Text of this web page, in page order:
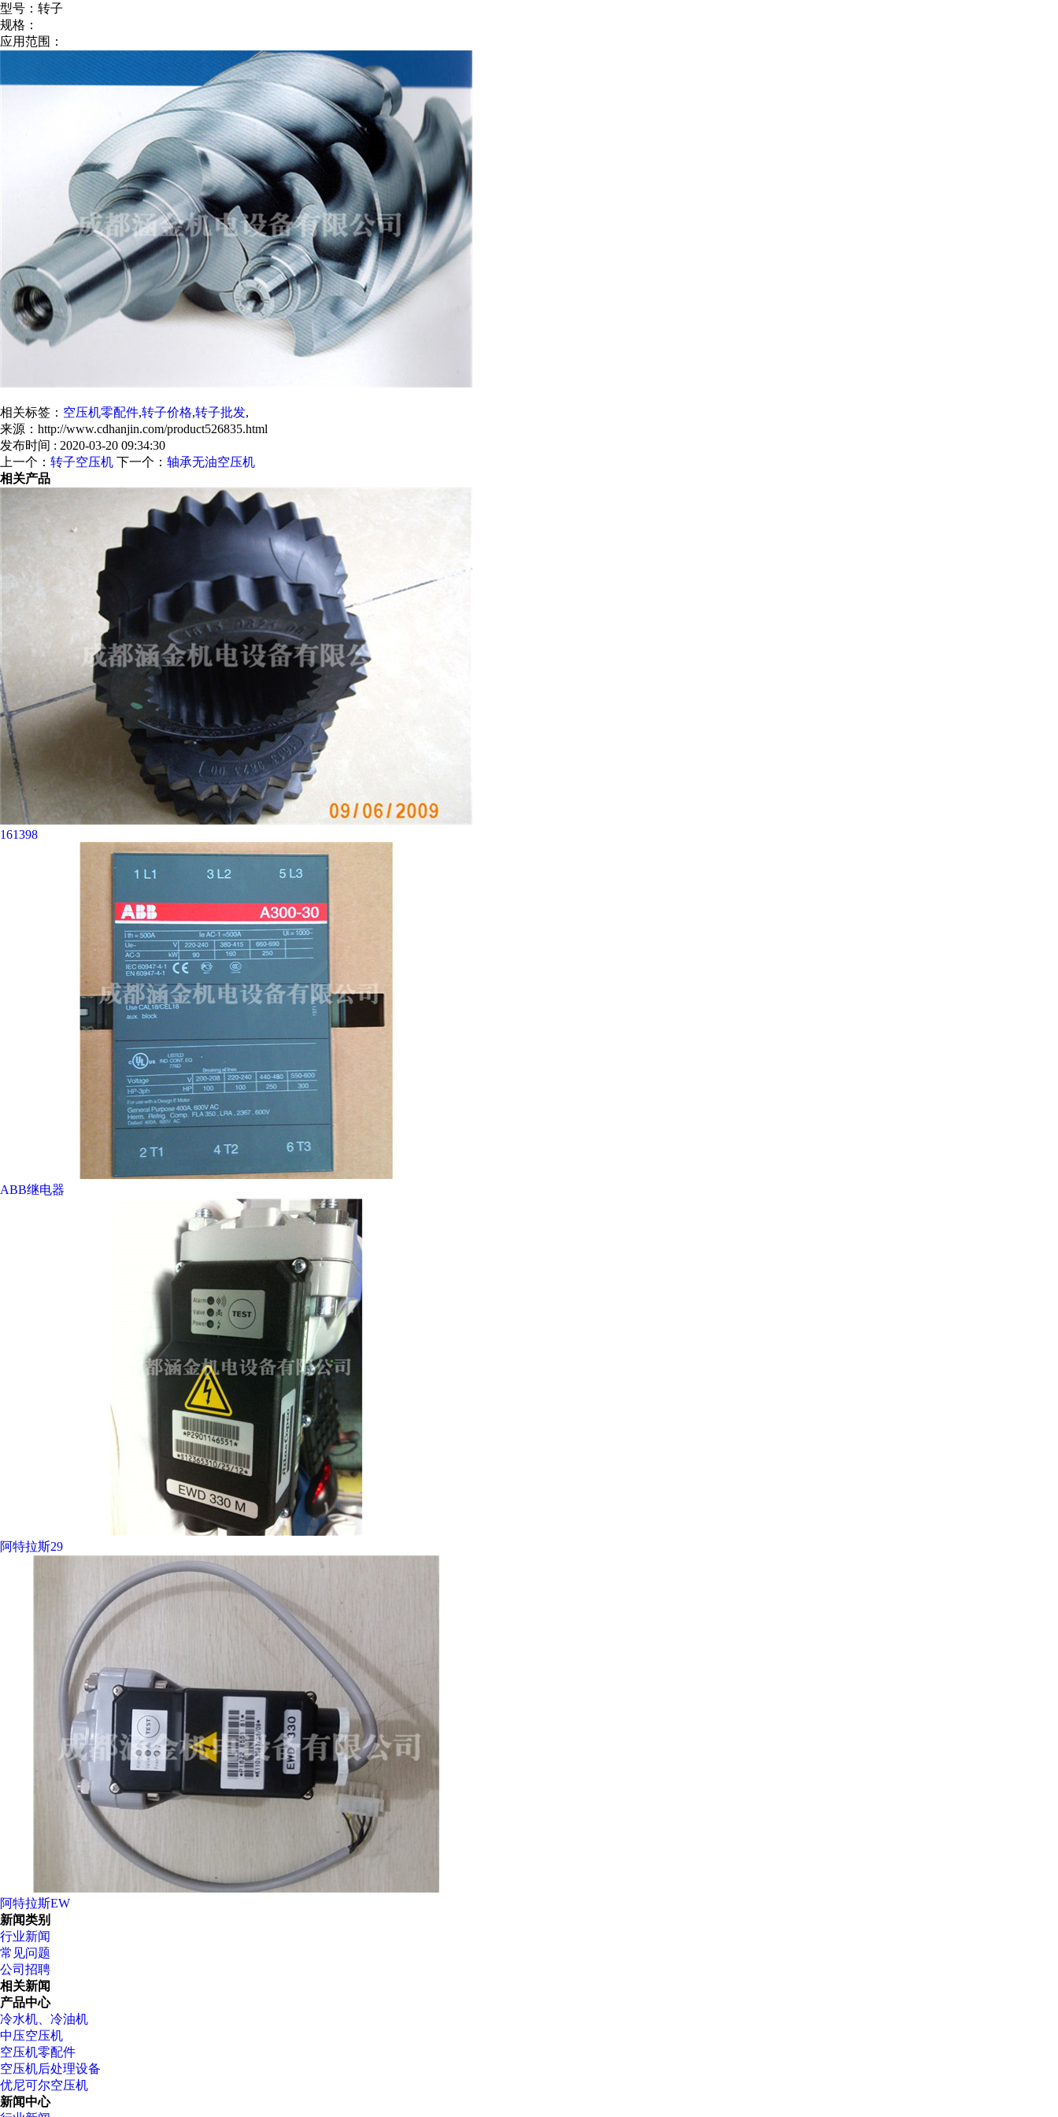
型号：转子
规格：
应用范围：
相关标签： 空压机零配件,转子价格,转子批发,
来源：http://www.cdhanjin.com/product526835.html
发布时间 : 2020-03-20 09:34:30
上一个： 转子空压机 下一个： 轴承无油空压机
相关产品
161398
ABB继电器
阿特拉斯29
阿特拉斯EW
新闻类别
行业新闻
常见问题
公司招聘
相关新闻
产品中心
冷水机、冷油机
中压空压机
空压机零配件
空压机后处理设备
优尼可尔空压机
新闻中心